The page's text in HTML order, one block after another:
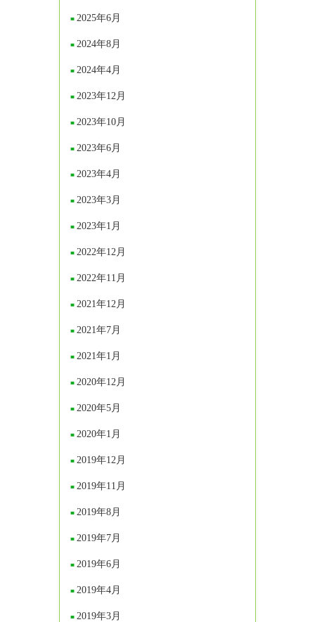
2025年6月
2024年8月
2024年4月
2023年12月
2023年10月
2023年6月
2023年4月
2023年3月
2023年1月
2022年12月
2022年11月
2021年12月
2021年7月
2021年1月
2020年12月
2020年5月
2020年1月
2019年12月
2019年11月
2019年8月
2019年7月
2019年6月
2019年4月
2019年3月